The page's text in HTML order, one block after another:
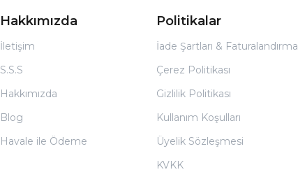
Hakkımızda
İletişim
S.S.S
Hakkımızda
Blog
Havale ile Ödeme
Politikalar
İade Şartları & Faturalandırma
Çerez Politikası
Gizlilik Politikası
Kullanım Koşulları
Üyelik Sözleşmesi
KVKK